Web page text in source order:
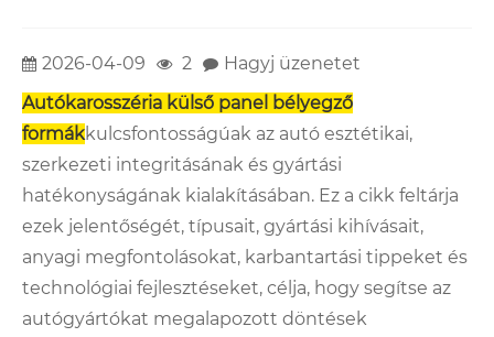
2026-04-09 2
Hagyj üzenetet
Autókarosszéria külső panel bélyegző
formákkulcsfontosságúak az autó esztétikai,
szerkezeti integritásának és gyártási
hatékonyságának kialakításában. Ez a cikk feltárja
ezek jelentőségét, típusait, gyártási kihívásait,
anyagi megfontolásokat, karbantartási tippeket és
technológiai fejlesztéseket, célja, hogy segítse az
autógyártókat megalapozott döntések